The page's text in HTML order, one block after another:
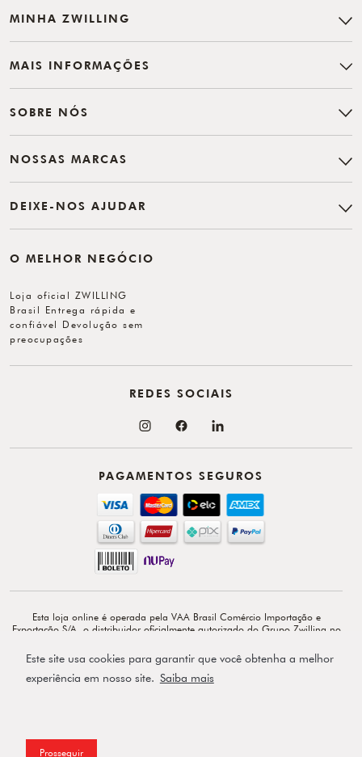
Este site usa cookies para garantir que você obtenha a melhor
experiência em nosso site. Saiba mais
Prosseguir
MINHA ZWILLING
MAIS INFORMAÇÕES
SOBRE NÓS
NOSSAS MARCAS
DEIXE-NOS AJUDAR
O MELHOR NEGÓCIO
Loja oficial ZWILLING
Brasil Entrega rápida e
confiável Devolução sem
preocupações
PAGAMENTOS SEGUROS
REDES SOCIAIS
Esta loja online é operada pela VAA Brasil Comércio Importação e
Exportação S/A, o distribuidor oficialmente autorizado do Grupo Zwilling no
exclusivamente responsável por todo o conteúdo e comunicação deste site. ©
Copyright 2026 - Av. Doutor Cardoso de Melo, 1855 - 14º - Vila Olímpia -
CEP: 04548-903 - São Paulo-SP.